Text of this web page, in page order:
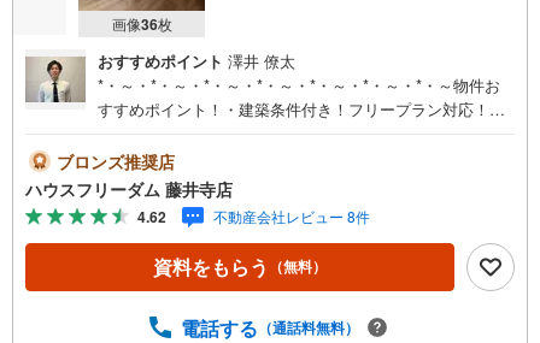
画像36枚
おすすめポイント 澤井 僚太
*・～・*・～・*・～・*・～・*・～・*・～・*・～物件お
すすめポイント！・建築条件付き！フリープラン対応！家
さい・駐車4台可能！（車種による）来客時に大変便利で
す・前面道路約5.6mなので駐車もらくらく標準設備・下駄
箱付きミラー・洗面化粧台900・1Fトイレ手洗い自動セン
サー・階段足元人感センサー付----*----*----*----*----*----*----*----
*---- 上場企業ならではの金融機関との提携「住宅ローンを
借りれるか心配されている方」「充実した内容の住宅ロー
談くださいお客様に応じた適切な内容でご提案させて頂き
ブロンズ推奨店
ハウスフリーダム 藤井寺店
4.62 不動産会社レビュー 8件
資料をもらう （無料）
電話する （通話料無料）